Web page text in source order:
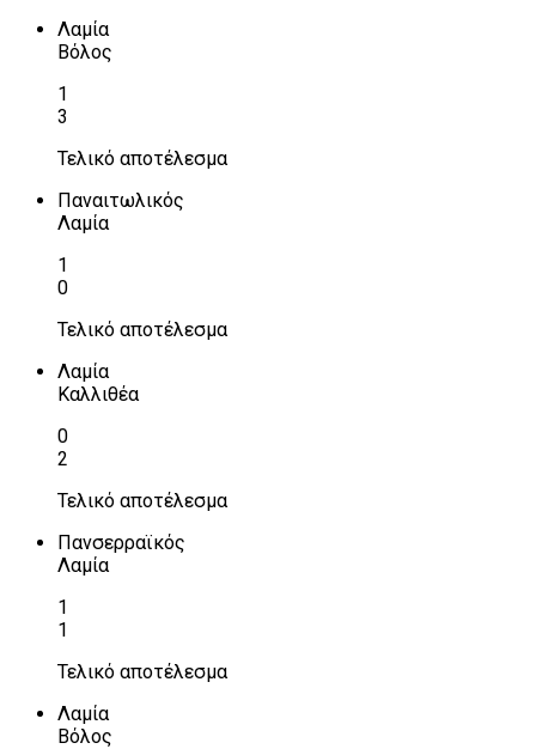
Λαμία
Βόλος
1
3
Τελικό αποτέλεσμα
Παναιτωλικός
Λαμία
1
0
Τελικό αποτέλεσμα
Λαμία
Καλλιθέα
0
2
Τελικό αποτέλεσμα
Πανσερραϊκός
Λαμία
1
1
Τελικό αποτέλεσμα
Λαμία
Βόλος